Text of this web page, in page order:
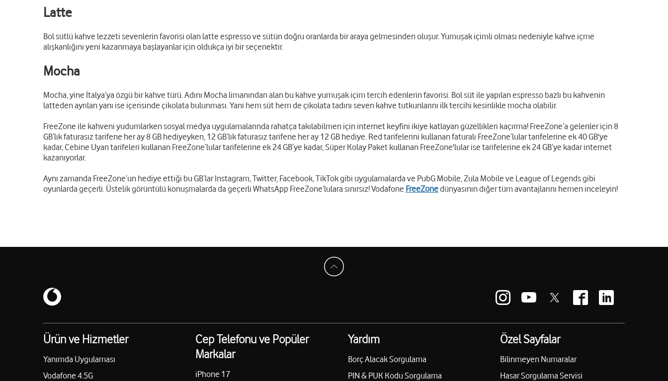
Latte
Bol sütlü kahve lezzeti sevenlerin favorisi olan latte espresso ve sütün doğru oranlarda bir araya gelmesinden oluşur. Yumuşak içimli olması nedeniyle kahve içme
alışkanlığını yeni kazanmaya başlayanlar için oldukça iyi bir seçenektir.
Mocha
Mocha, yine İtalya’ya özgü bir kahve türü. Adını Mocha limanından alan bu kahve yumuşak içim tercih edenlerin favorisi. Bol süt ile yapılan espresso bazlı bu kahvenin
latteden ayrılan yanı ise içerisinde çikolata bulunması. Yani hem süt hem de çikolata tadını seven kahve tutkunlarını ilk tercihi kesinlikle mocha olabilir.
FreeZone ile kahveni yudumlarken sosyal medya uygulamalarında rahatça takılabilmen için internet keyfini ikiye katlayan güzellikleri kaçırma! FreeZone’a gelenler için 8
GB’lık faturasız tarifene her ay 8 GB hediyeyken, 12 GB’lık faturasız tarifene her ay 12 GB hediye. Red tarifelerini kullanan faturalı FreeZone’lular tarifelerine ek 40 GB'ye
kadar, Cebine Uyan tarifeleri kullanan FreeZone’lular tarifelerine ek 24 GB’ye kadar, Süper Kolay Paket kullanan FreeZone'lular ise tarifelerine ek 24 GB’ye kadar internet
kazanıyorlar.
Aynı zamanda FreeZone’un hediye ettiği bu GB’lar Instagram, Twitter, Facebook, TikTok gibi uygulamalarda ve PubG Mobile, Zula Mobile ve League of Legends gibi
oyunlarda geçerli. Üstelik görüntülü konuşmalarda da geçerli WhatsApp FreeZone’lulara sınırsız! Vodafone FreeZonedünyasının diğer tüm avantajlarını hemen inceleyin!
Ürün ve Hizmetler
Yanımda Uygulaması
Vodafone 4.5G
Cep Telefonu ve Popüler
Markalar
iPhone 17
Yardım
Borç Alacak Sorgulama
PIN & PUK Kodu Sorgulama
Özel Sayfalar
Bilinmeyen Numaralar
Hasar Sorgulama Servisi